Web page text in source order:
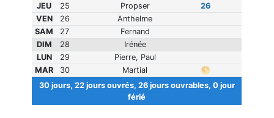
JEU
25 Propser
26
VEN
26
Anthelme
SAM
27
Fernand
DIM
28
Irénée
LUN
29
Pierre, Paul
MAR
30 Martial
🌕
30 jours, 22 jours ouvrés, 26 jours ouvrables, 0 jour
férié